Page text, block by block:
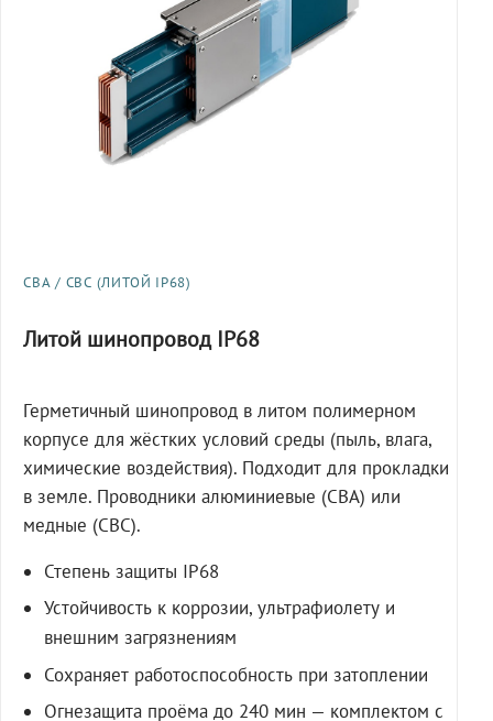
СВА / СВС (ЛИТОЙ IP68)
Литой шинопровод IP68
Герметичный шинопровод в литом полимерном
корпусе для жёстких условий среды (пыль, влага,
химические воздействия). Подходит для прокладки
в земле. Проводники алюминиевые (СВА) или
медные (СВС).
Степень защиты IP68
Устойчивость к коррозии, ультрафиолету и
внешним загрязнениям
Сохраняет работоспособность при затоплении
Огнезащита проёма до 240 мин — комплектом с